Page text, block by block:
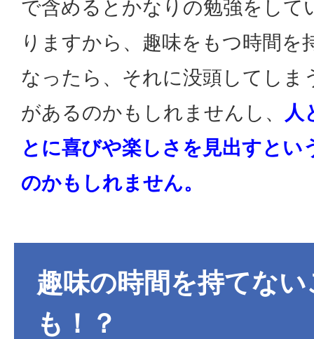
で含めるとかなりの勉強をして
りますから、趣味をもつ時間を
なったら、それに没頭してしま
があるのかもしれませんし、
人
とに喜びや楽しさを見出すとい
のかもしれません。
趣味の時間を持てない
も！？